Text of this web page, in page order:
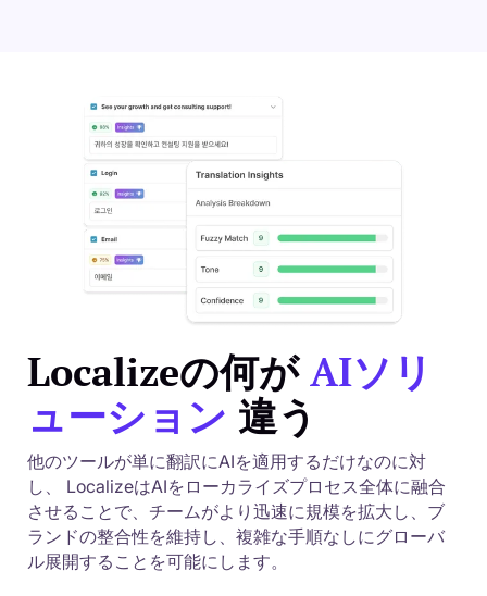
Localizeの何がAIソリ
ューション 違う
他のツールが単に翻訳にAIを適用するだけなのに対
し、 LocalizeはAIをローカライズプロセス全体に融合
させることで、チームがより迅速に規模を拡大し、ブ
ランドの整合性を維持し、複雑な手順なしにグローバ
ル展開することを可能にします。